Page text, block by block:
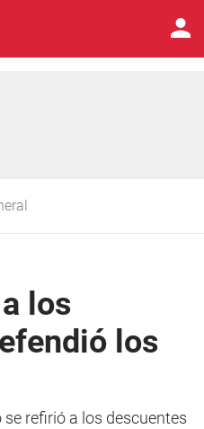
los
los
se refirió a los descuentes